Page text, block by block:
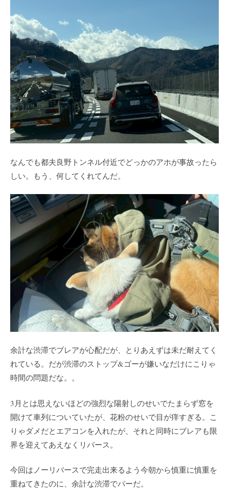
なんでも都夫良野トンネル付近でどっかのアホが事故ったら
しい。もう、何してくれてんだ。
余計な渋滞でブレアが心配だが、とりあえずは未だ耐えてく
れている。だが渋滞のストップ&ゴーが嫌いなだけにこりゃ
時間の問題だな。。
3月とは思えないほどの強烈な陽射しのせいでたまらず窓を
開けて車列についていたが、花粉のせいで目が痒すぎる。こ
りゃダメだとエアコンを入れたが、それと同時にブレアも限
界を迎えてあえなくリバース。
今回はノーリバースで完走出来るよう今朝から慎重に慎重を
重ねてきたのに、余計な渋滞でパーだ。